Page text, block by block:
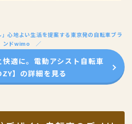
心地よい生活を提案する東京発の自転車ブラ
ンドwimo
適に。電動アシスト自転車
】の詳細を見る